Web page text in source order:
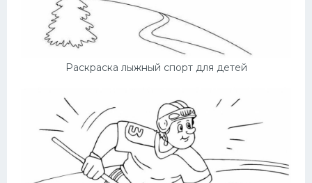
Раскраска лыжный спорт для детей